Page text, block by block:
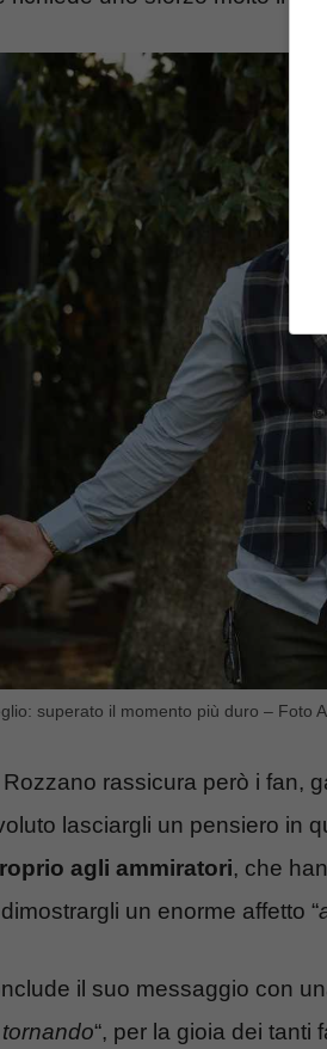
superato il momento più duro – Foto
rassicura però i fan,
lasciargli un pensiero in
agli ammiratori, che
un enorme affetto “
il suo messaggio con
“, per la gioia dei tanti